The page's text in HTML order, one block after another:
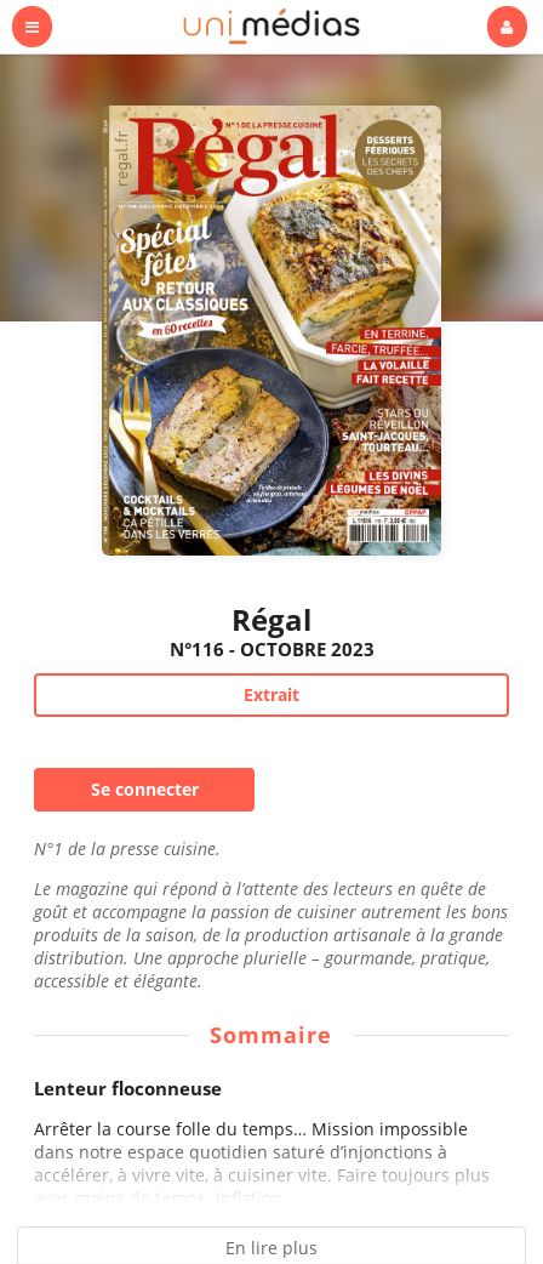
Régal
N°116 - OCTOBRE 2023
Extrait
Se connecter
N°1 de la presse cuisine.
Le magazine qui répond à l’attente des lecteurs en quête de
goût et accompagne la passion de cuisiner autrement les bons
produits de la saison, de la production artisanale à la grande
distribution. Une approche plurielle – gourmande, pratique,
accessible et élégante.
Sommaire
Lenteur floconneuse
Arrêter la course folle du temps… Mission impossible
dans notre espace quotidien saturé d’injonctions à
accélérer, à vivre vite, à cuisiner vite. Faire toujours plus
avec moins de temps. Inflation...
En lire plus